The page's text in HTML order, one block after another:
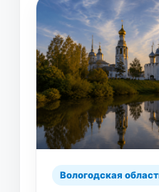
Вологодская